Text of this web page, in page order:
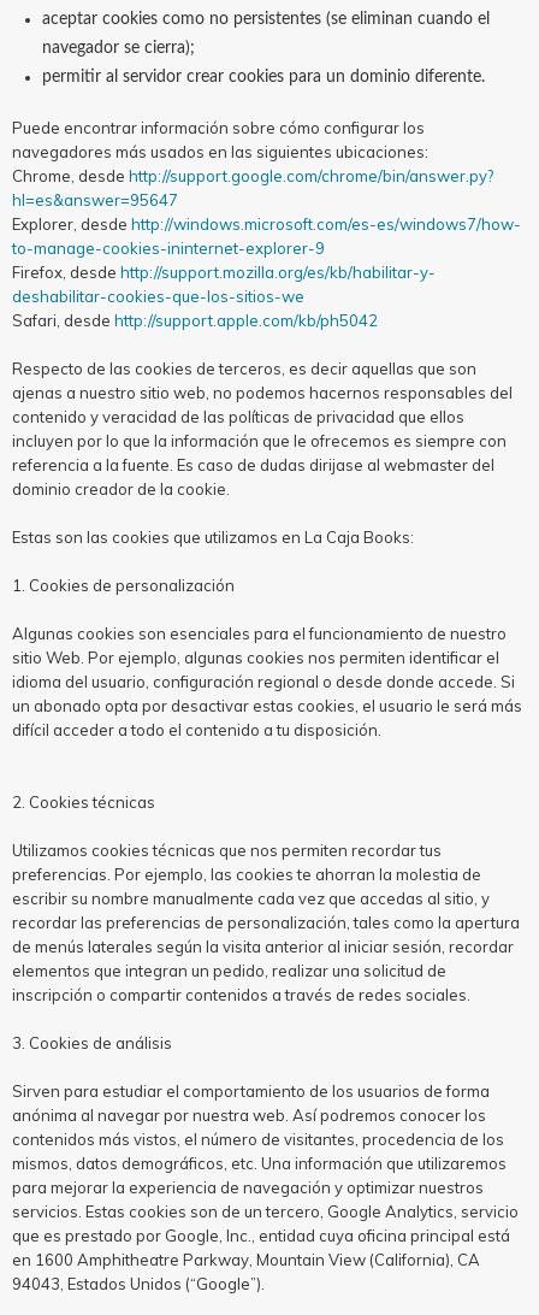
aceptar cookies como no persistentes (se eliminan cuando el
navegador se cierra);
permitir al servidor crear cookies para un dominio diferente.
Puede encontrar información sobre cómo configurar los
navegadores más usados en las siguientes ubicaciones:
Chrome, desde http://support.google.com/chrome/bin/answer.py?
hl=es&answer=95647
Explorer, desde http://windows.microsoft.com/es-es/windows7/how-
to-manage-cookies-ininternet-explorer-9
Firefox, desde http://support.mozilla.org/es/kb/habilitar-y-
deshabilitar-cookies-que-los-sitios-we
Safari, desde http://support.apple.com/kb/ph5042
Respecto de las cookies de terceros, es decir aquellas que son
ajenas a nuestro sitio web, no podemos hacernos responsables del
contenido y veracidad de las políticas de privacidad que ellos
incluyen por lo que la información que le ofrecemos es siempre con
referencia a la fuente. Es caso de dudas dirijase al webmaster del
dominio creador de la cookie.
Estas son las cookies que utilizamos en La Caja Books:
1. Cookies de personalización
Algunas cookies son esenciales para el funcionamiento de nuestro
sitio Web. Por ejemplo, algunas cookies nos permiten identificar el
idioma del usuario, configuración regional o desde donde accede. Si
un abonado opta por desactivar estas cookies, el usuario le será más
difícil acceder a todo el contenido a tu disposición.
2. Cookies técnicas
Utilizamos cookies técnicas que nos permiten recordar tus
preferencias. Por ejemplo, las cookies te ahorran la molestia de
escribir su nombre manualmente cada vez que accedas al sitio, y
recordar las preferencias de personalización, tales como la apertura
de menús laterales según la visita anterior al iniciar sesión, recordar
elementos que integran un pedido, realizar una solicitud de
inscripción o compartir contenidos a través de redes sociales.
3. Cookies de análisis
Sirven para estudiar el comportamiento de los usuarios de forma
anónima al navegar por nuestra web. Así podremos conocer los
contenidos más vistos, el número de visitantes, procedencia de los
mismos, datos demográficos, etc. Una información que utilizaremos
para mejorar la experiencia de navegación y optimizar nuestros
servicios. Estas cookies son de un tercero, Google Analytics, servicio
que es prestado por Google, Inc., entidad cuya oficina principal está
en 1600 Amphitheatre Parkway, Mountain View (California), CA
94043, Estados Unidos (“Google”).